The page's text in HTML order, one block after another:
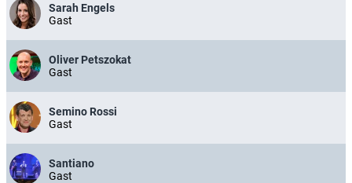
Sarah Engels
Gast
Oliver Petszokat
Gast
Semino Rossi
Gast
Santiano
Gast